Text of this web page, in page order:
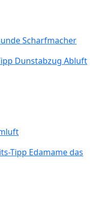
Scharfmacher